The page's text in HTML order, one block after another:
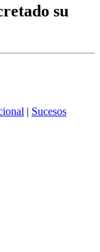
su
| Sucesos